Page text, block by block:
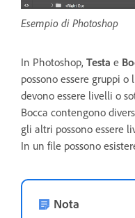
Esempio di Photoshop
In Photoshop, Testa e
possono essere gruppi
devono essere livelli o
Bocca contengono
gli altri possono essere
In un file possono
Nota